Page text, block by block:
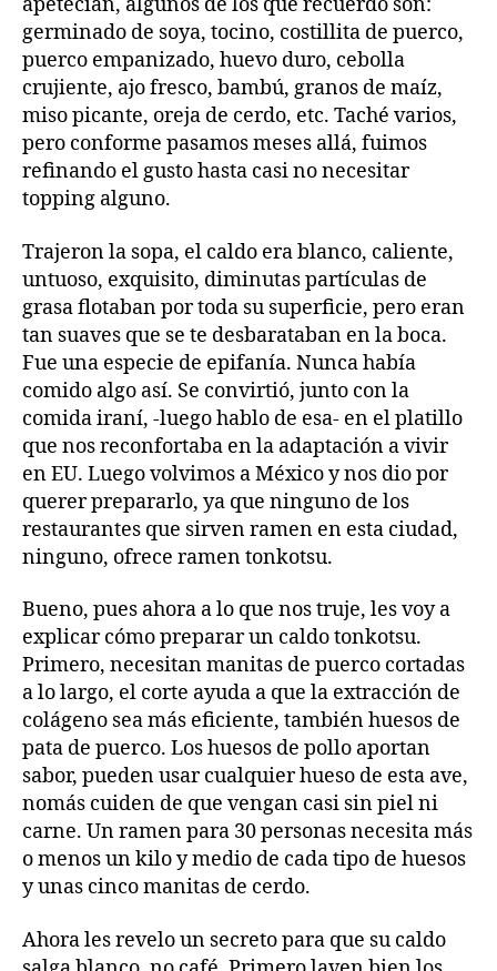
germinado de soya, tocino, costillita de puerco,
puerco empanizado, huevo duro, cebolla
crujiente, ajo fresco, bambú, granos de maíz,
miso picante, oreja de cerdo, etc. Taché varios,
pero conforme pasamos meses allá, fuimos
refinando el gusto hasta casi no necesitar
topping alguno.
Trajeron la sopa, el caldo era blanco, caliente,
untuoso, exquisito, diminutas partículas de
grasa flotaban por toda su superficie, pero eran
tan suaves que se te desbarataban en la boca.
Fue una especie de epifanía. Nunca había
comido algo así. Se convirtió, junto con la
comida iraní, -luego hablo de esa- en el platillo
que nos reconfortaba en la adaptación a vivir
en EU. Luego volvimos a México y nos dio por
querer prepararlo, ya que ninguno de los
restaurantes que sirven ramen en esta ciudad,
ninguno, ofrece ramen tonkotsu.
Bueno, pues ahora a lo que nos truje, les voy a
explicar cómo preparar un caldo tonkotsu.
Primero, necesitan manitas de puerco cortadas
a lo largo, el corte ayuda a que la extracción de
colágeno sea más eficiente, también huesos de
pata de puerco. Los huesos de pollo aportan
sabor, pueden usar cualquier hueso de esta ave,
nomás cuiden de que vengan casi sin piel ni
carne. Un ramen para 30 personas necesita más
o menos un kilo y medio de cada tipo de huesos
y unas cinco manitas de cerdo.
Ahora les revelo un secreto para que su caldo